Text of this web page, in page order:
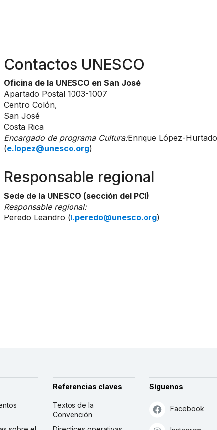
Contactos UNESCO
Oficina de la UNESCO en San José
Apartado Postal 1003-1007
Centro Colón,
San José
Costa Rica
Encargado de programa Cultura:Enrique López-Hurtado
(e.lopez@unesco.org)
Responsable regional
Sede de la UNESCO (sección del PCI)
Responsable regional:
Peredo Leandro (l.peredo@unesco.org)
Referencias claves
Textos de la
Convención
Síguenos
Facebook